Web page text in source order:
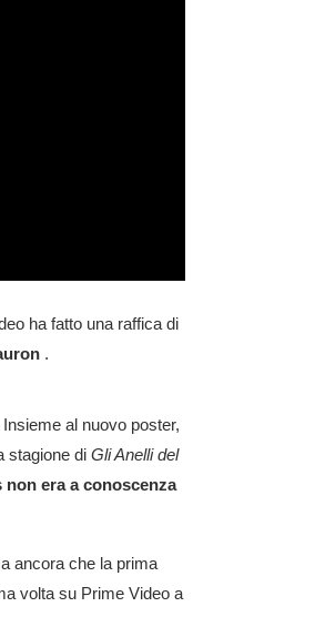
ha fatto una raffica di
.
Insieme al nuovo poster,
stagione di Gli Anelli del
non era a conoscenza
ancora che la prima
volta su Prime Video a